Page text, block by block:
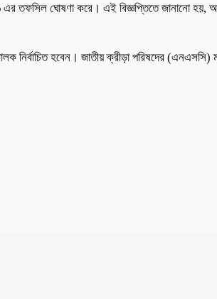
এর তফসিল ঘোষণা করে। এই বিজ্ঞপ্তিতে জানানো হয়,
নির্বাচিত হবেন। জাতীয় ক্রীড়া পরিষদের